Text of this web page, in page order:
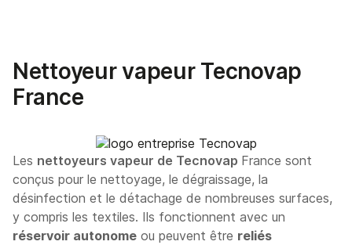
Nettoyeur vapeur Tecnovap
France
Les nettoyeurs vapeur de Tecnovap France sont
conçus pour le nettoyage, le dégraissage, la
désinfection et le détachage de nombreuses surfaces,
y compris les textiles. Ils fonctionnent avec un
réservoir autonome ou peuvent être reliés